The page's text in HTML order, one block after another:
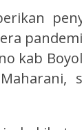
pandemi
kab